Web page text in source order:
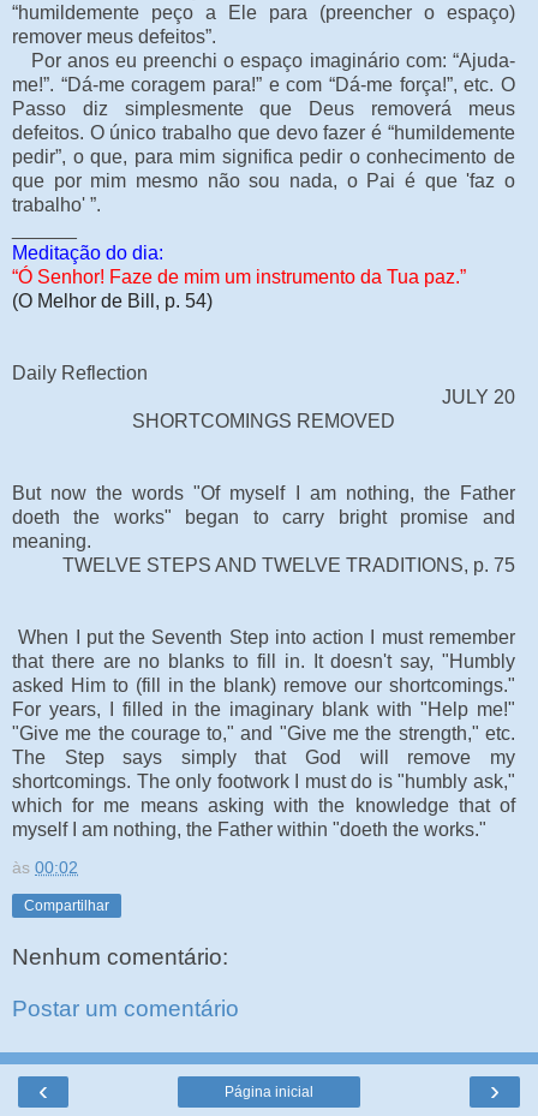
“humildemente peço a Ele para (preencher o espaço)
remover meus defeitos”.
Por anos eu preenchi o espaço imaginário com: “Ajuda-
me!”. “Dá-me coragem para!” e com “Dá-me força!”, etc. O
Passo diz simplesmente que Deus removerá meus
defeitos. O único trabalho que devo fazer é “humildemente
pedir”, o que, para mim significa pedir o conhecimento de
que por mim mesmo não sou nada, o Pai é que 'faz o
trabalho' ”.
Meditação do dia:
“Ó Senhor! Faze de mim um instrumento da Tua paz.”
(O Melhor de Bill, p. 54)
Daily Reflection
JULY 20
SHORTCOMINGS REMOVED
But now the words "Of myself I am nothing, the Father
doeth the works" began to carry bright promise and
meaning.
TWELVE STEPS AND TWELVE TRADITIONS, p. 75
When I put the Seventh Step into action I must remember
that there are no blanks to fill in. It doesn't say, "Humbly
asked Him to (fill in the blank) remove our shortcomings."
For years, I filled in the imaginary blank with "Help me!"
"Give me the courage to," and "Give me the strength," etc.
The Step says simply that God will remove my
shortcomings. The only footwork I must do is "humbly ask,"
which for me means asking with the knowledge that of
myself I am nothing, the Father within "doeth the works."
às 00:02
Compartilhar
Nenhum comentário:
Postar um comentário
‹ ›
Página inicial